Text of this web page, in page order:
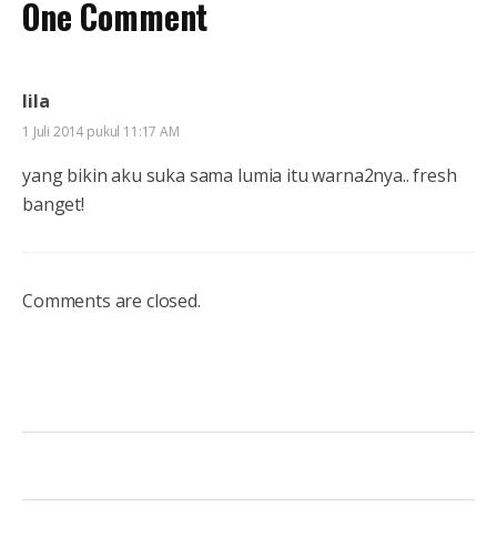
One Comment
lila
1 Juli 2014 pukul 11:17 AM
yang bikin aku suka sama lumia itu warna2nya.. fresh
banget!
Comments are closed.